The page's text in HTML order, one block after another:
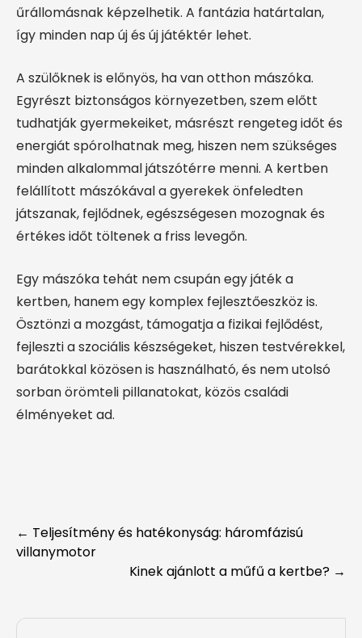
űrállomásnak képzelhetik. A fantázia határtalan,
így minden nap új és új játéktér lehet.
A szülőknek is előnyös, ha van otthon mászóka.
Egyrészt biztonságos környezetben, szem előtt
tudhatják gyermekeiket, másrészt rengeteg időt és
energiát spórolhatnak meg, hiszen nem szükséges
minden alkalommal játszótérre menni. A kertben
felállított mászókával a gyerekek önfeledten
játszanak, fejlődnek, egészségesen mozognak és
értékes időt töltenek a friss levegőn.
Egy mászóka tehát nem csupán egy játék a
kertben, hanem egy komplex fejlesztőeszköz is.
Ösztönzi a mozgást, támogatja a fizikai fejlődést,
fejleszti a szociális készségeket, hiszen testvérekkel,
barátokkal közösen is használható, és nem utolsó
sorban örömteli pillanatokat, közös családi
élményeket ad.
Post
navigation
← Teljesítmény és hatékonyság: háromfázisú
villanymotor
Kinek ajánlott a műfű a kertbe? →